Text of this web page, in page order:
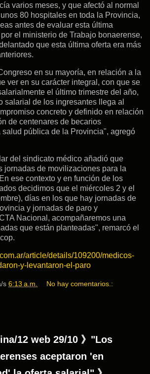
varios meses, y que afectó al normal
80 hospitales en toda la Provincia,
antes de evaluar esta última
el ministerio de Trabajo bonaerense,
que esta última oferta era más
en su mayoría, en relación a la
ver en su carácter integral, con que se
el último trimestre del año,
salarial de los ingresantes llega al
concreto y definido en relación
de centenares de becarios
salud pública de la Provincia", agregó
del sindicato médico añadió que
jornadas de movilizaciones para la
ese contexto y en función de los
decidimos que el miércoles 2 y el
días en los que hay jornadas de
y jornadas de paro y
Nacional, acompañaremos una
que están planteadas", remarcó el
article/details/109200/medicos-
y-levantaron-el-paro
s 6:13 a.m. No hay comentarios.:
12 web 29/10 》"Los
aceptaron 'en